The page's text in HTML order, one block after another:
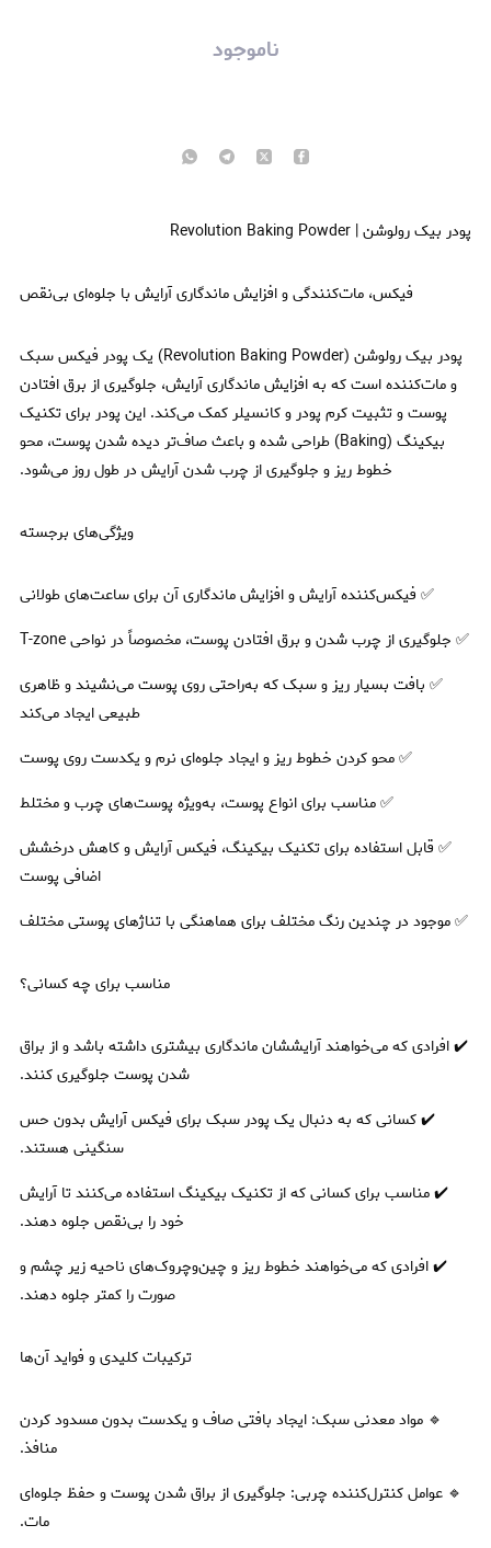
ناموجود
پودر بیک رولوشن | Revolution Baking Powder
فیکس، مات‌کنندگی و افزایش ماندگاری آرایش با جلوه‌ای بی‌نقص
پودر بیک رولوشن (Revolution Baking Powder) یک پودر فیکس سبک
و مات‌کننده است که به افزایش ماندگاری آرایش، جلوگیری از برق افتادن
پوست و تثبیت کرم پودر و کانسیلر کمک می‌کند. این پودر برای تکنیک
بیکینگ (Baking) طراحی شده و باعث صاف‌تر دیده شدن پوست، محو
خطوط ریز و جلوگیری از چرب شدن آرایش در طول روز می‌شود.
ویژگی‌های برجسته
✅ فیکس‌کننده آرایش و افزایش ماندگاری آن برای ساعت‌های طولانی
✅ جلوگیری از چرب شدن و برق افتادن پوست، مخصوصاً در نواحی T-zone
✅ بافت بسیار ریز و سبک که به‌راحتی روی پوست می‌نشیند و ظاهری
طبیعی ایجاد می‌کند
✅ محو کردن خطوط ریز و ایجاد جلوه‌ای نرم و یکدست روی پوست
✅ مناسب برای انواع پوست، به‌ویژه پوست‌های چرب و مختلط
✅ قابل استفاده برای تکنیک بیکینگ، فیکس آرایش و کاهش درخشش
اضافی پوست
✅ موجود در چندین رنگ مختلف برای هماهنگی با تناژهای پوستی مختلف
مناسب برای چه کسانی؟
✔️ افرادی که می‌خواهند آرایششان ماندگاری بیشتری داشته باشد و از براق
شدن پوست جلوگیری کنند.
✔️ کسانی که به دنبال یک پودر سبک برای فیکس آرایش بدون حس
سنگینی هستند.
✔️ مناسب برای کسانی که از تکنیک بیکینگ استفاده می‌کنند تا آرایش
خود را بی‌نقص جلوه دهند.
✔️ افرادی که می‌خواهند خطوط ریز و چین‌وچروک‌های ناحیه زیر چشم و
صورت را کمتر جلوه دهند.
ترکیبات کلیدی و فواید آن‌ها
🔹 مواد معدنی سبک: ایجاد بافتی صاف و یکدست بدون مسدود کردن
منافذ.
🔹 عوامل کنترل‌کننده چربی: جلوگیری از براق شدن پوست و حفظ جلوه‌ای
مات.